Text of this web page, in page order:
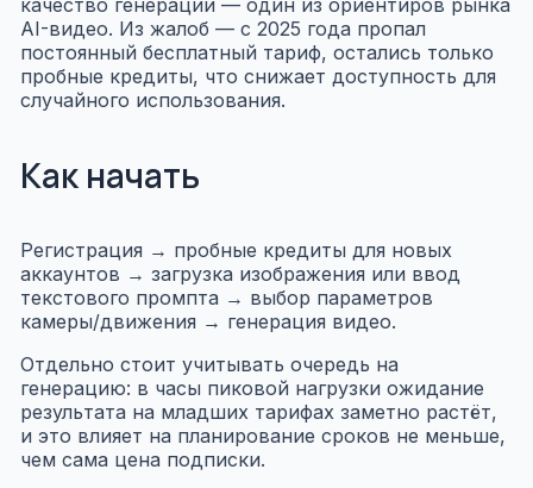
AI-видео. Из жалоб — с 2025 года пропал
постоянный бесплатный тариф, остались только
пробные кредиты, что снижает доступность для
случайного использования.
Как начать
Регистрация → пробные кредиты для новых
аккаунтов → загрузка изображения или ввод
текстового промпта → выбор параметров
камеры/движения → генерация видео.
Отдельно стоит учитывать очередь на
генерацию: в часы пиковой нагрузки ожидание
результата на младших тарифах заметно растёт,
и это влияет на планирование сроков не меньше,
чем сама цена подписки.